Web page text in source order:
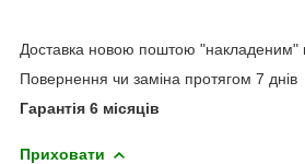
Доставка новою поштою "накладеним"
Повернення чи заміна протягом 7 днів
Гарантія 6 місяців
Приховати